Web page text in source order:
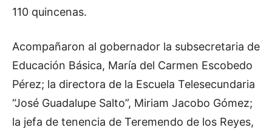
110 quincenas.
Acompañaron al gobernador la subsecretaria de
Educación Básica, María del Carmen Escobedo
Pérez; la directora de la Escuela Telesecundaria
“José Guadalupe Salto”, Miriam Jacobo Gómez;
la jefa de tenencia de Teremendo de los Reyes,